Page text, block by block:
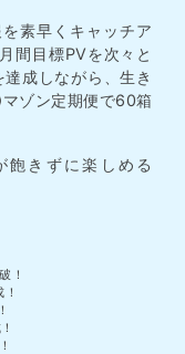
素早くキャッチア
間目標PVを次々と
成しながら、生き
ゾン定期便で60箱
飽きずに楽しめる
！